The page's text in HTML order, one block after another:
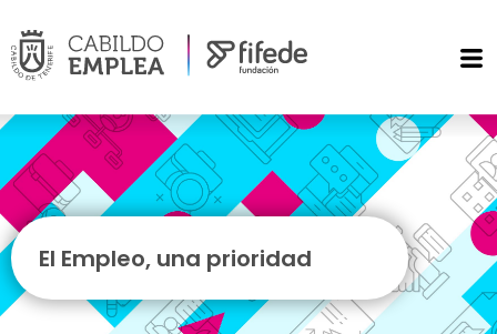
El Empleo, una prioridad